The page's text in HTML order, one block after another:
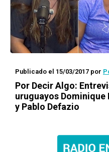
Publicado el 15/03/2017 por
Por Decir Algo:
uruguayos Dominique
y Pablo Defazio